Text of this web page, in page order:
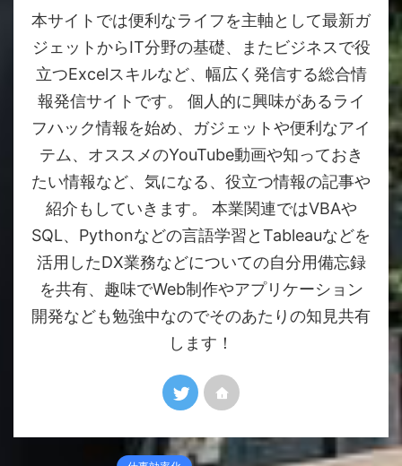
本サイトでは便利なライフを主軸として最新ガ
ジェットからIT分野の基礎、またビジネスで役
立つExcelスキルなど、幅広く発信する総合情
報発信サイトです。 個人的に興味があるライ
フハック情報を始め、ガジェットや便利なアイ
テム、オススメのYouTube動画や知っておき
たい情報など、気になる、役立つ情報の記事や
紹介もしていきます。 本業関連ではVBAや
SQL、Pythonなどの言語学習とTableauなどを
活用したDX業務などについての自分用備忘録
を共有、趣味でWeb制作やアプリケーション
開発なども勉強中なのでそのあたりの知見共有
します！